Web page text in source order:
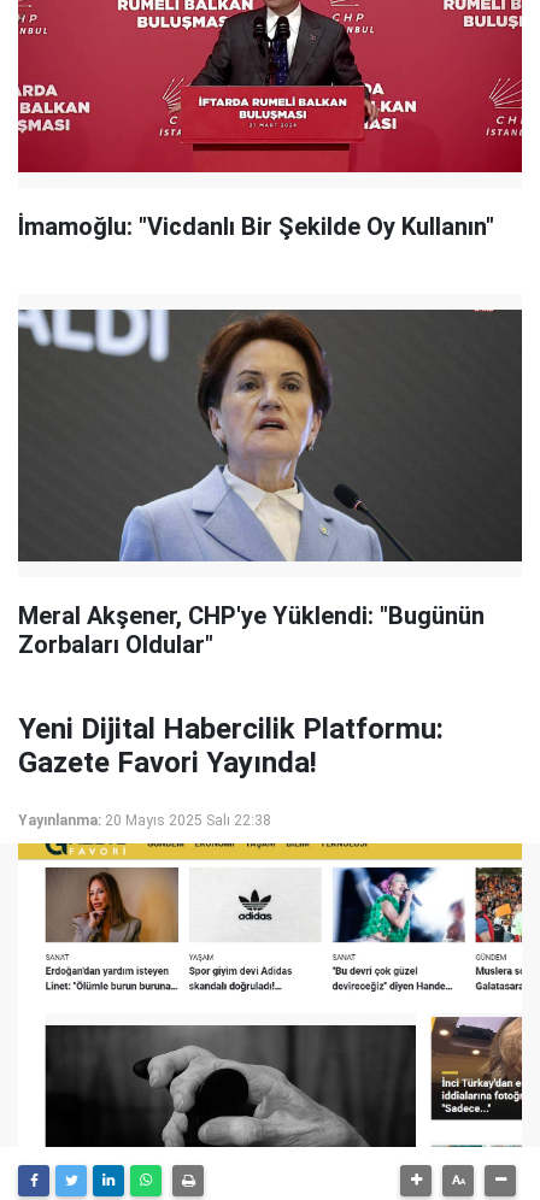
İmamoğlu: "Vicdanlı Bir Şekilde Oy Kullanın"
Meral Akşener, CHP'ye Yüklendi: "Bugünün
Zorbaları Oldular"
Yeni Dijital Habercilik Platformu:
Gazete Favori Yayında!
Yayınlanma: 20 Mayıs 2025 Salı 22:38